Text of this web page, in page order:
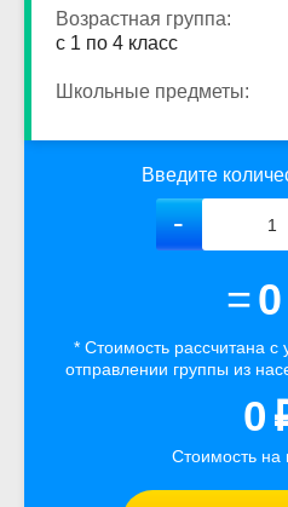
Возрастная группа:
с 1 по 4 класс
Школьные предметы:
Введите
=0
* Стоимость рассчитана с
отправлении группы из
0
Стоимость на